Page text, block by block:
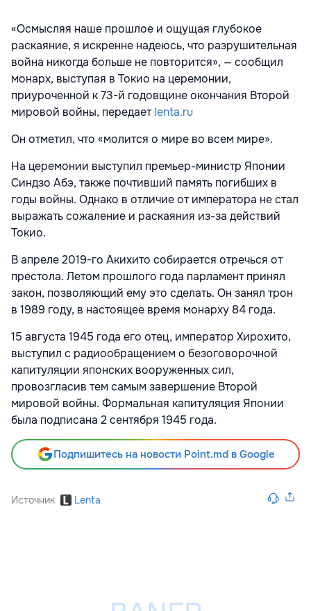
«Осмысляя наше прошлое и ощущая глубокое
раскаяние, я искренне надеюсь, что разрушительная
война никогда больше не повторится», — сообщил
монарх, выступая в Токио на церемонии,
приуроченной к 73-й годовщине окончания Второй
мировой войны, передаетlenta.ru
Он отметил, что «молится о мире во всем мире».
На церемонии выступил премьер-министр Японии
Синдзо Абэ, также почтивший память погибших в
годы войны. Однако в отличие от императора не стал
выражать сожаление и раскаяния из-за действий
Токио.
В апреле 2019-го Акихито собирается отречься от
престола. Летом прошлого года парламент принял
закон, позволяющий ему это сделать. Он занял трон
в 1989 году, в настоящее время монарху 84 года.
15 августа 1945 года его отец, император Хирохито,
выступил с радиообращением о безоговорочной
капитуляции японских вооруженных сил,
провозгласив тем самым завершение Второй
мировой войны. Формальная капитуляция Японии
была подписана 2 сентября 1945 года.
Подпишитесь на новости Point.md в Google
Источник Lenta